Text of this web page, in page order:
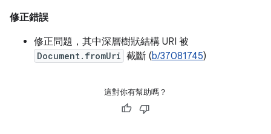
修正錯誤
修正問題，其中深層樹狀結構 URI 被
Document.fromUri 截斷 (b/37081745)
這對你有幫助嗎？